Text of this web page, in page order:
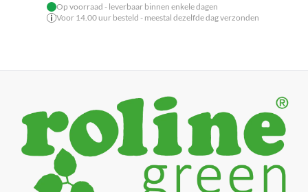
Op voorraad - leverbaar binnen enkele dagen
Voor 14.00 uur besteld - meestal dezelfde dag verzonden